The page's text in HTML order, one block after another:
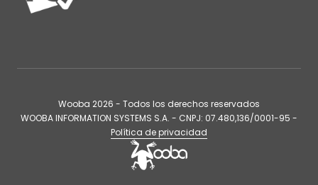
Wooba 2026 - Todos los derechos reservados
WOOBA INFORMATION SYSTEMS S.A. - CNPJ: 07.480,136/0001-95 -
Política de privacidad